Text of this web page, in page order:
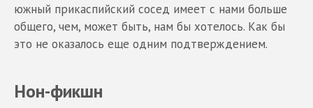
южный прикаспийский сосед имеет с нами больше
общего, чем, может быть, нам бы хотелось. Как бы
это не оказалось еще одним подтверждением.
Нон-фикшн